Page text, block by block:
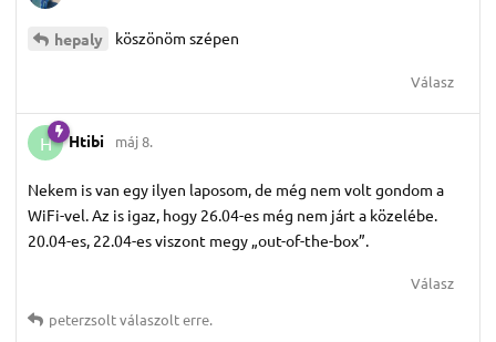
hepaly köszönöm szépen
Válasz
H Htibi máj 8.
Nekem is van egy ilyen laposom, de még nem volt gondom a
WiFi-vel. Az is igaz, hogy 26.04-es még nem járt a közelébe.
20.04-es, 22.04-es viszont megy „out-of-the-box”.
Válasz
peterzsoltválaszolt erre.